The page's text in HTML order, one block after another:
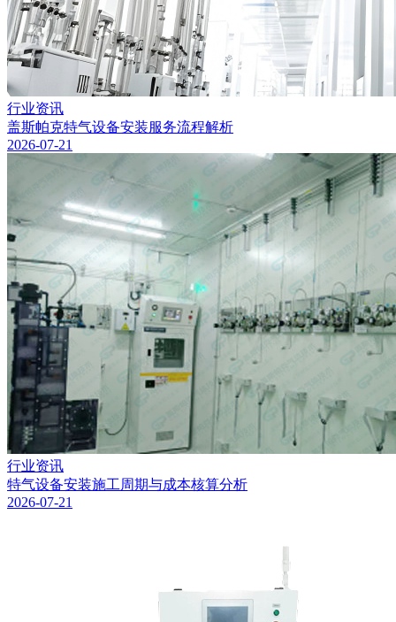
行业资讯
盖斯帕克特气设备安装服务流程解析
2026-07-21
行业资讯
特气设备安装施工周期与成本核算分析
2026-07-21